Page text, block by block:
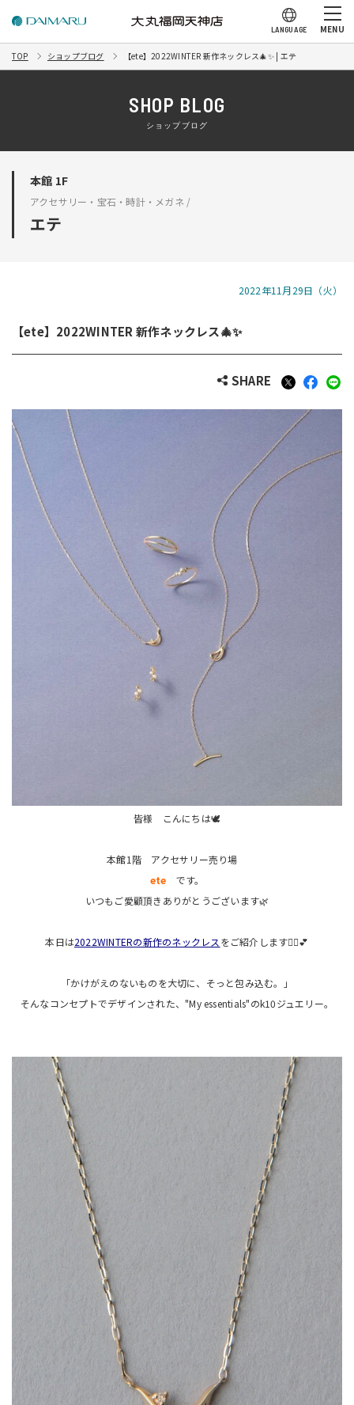
LANGUAGE MENU
TOP ショップブログ 【ete】2022WINTER 新作ネックレス🎄✨ | エテ
SHOP BLOG
ショップブログ
本館 1F
アクセサリー・宝石・時計・メガネ /
エテ
2022年11月29日（火）
【ete】2022WINTER 新作ネックレス🎄✨
SHARE
皆様 こんにちは🕊
本館1階 アクセサリー売り場
ete です。
いつもご愛顧頂きありがとうございます🌿
本日は2022WINTERの新作のネックレス をご紹介します💁‍♀️💕
「かけがえのないものを大切に、そっと包み込む。」
そんなコンセプトでデザインされた、"My essentials"のk10ジュエリー。